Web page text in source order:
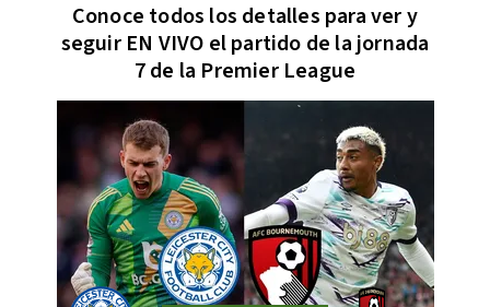
Conoce todos los detalles para ver y
seguir EN VIVO el partido de la jornada
7 de la Premier League